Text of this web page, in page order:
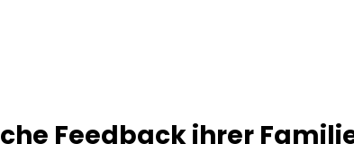
Feedback ihrer